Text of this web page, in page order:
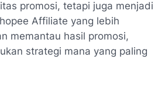
promosi, tetapi juga menjadi
Affiliate yang lebih
memantau hasil promosi,
strategi mana yang paling